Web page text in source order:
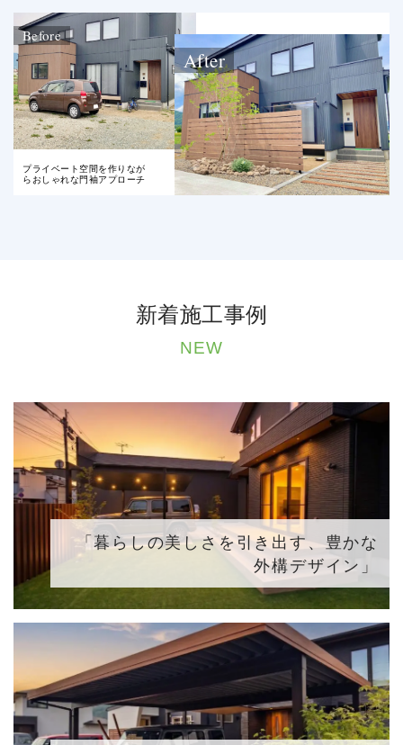
Before
After
プライベート空間を作りなが
らおしゃれな門袖アプローチ
新着施工事例
NEW
「暮らしの美しさを引き出す、豊かな
外構デザイン」